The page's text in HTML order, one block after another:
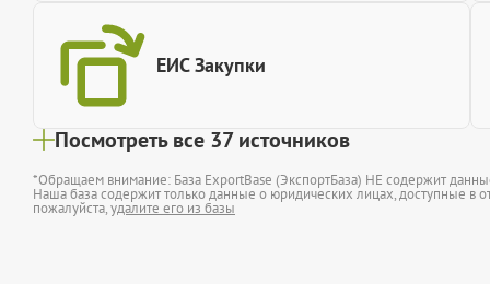
ЕИС Закупки
Посмотреть все 37 источников
*Обращаем внимание: База ExportBase (ЭкспортБаза) НЕ содержит
Наша база содержит только данные о юридических лицах, доступные в
пожалуйста,удалите его из базы